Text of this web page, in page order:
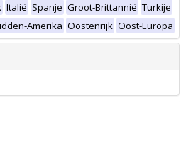
Italië Spanje Groot-Brittannië Turkije
Amerika Oostenrijk Oost-Europa